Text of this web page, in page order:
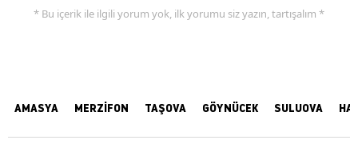
* Bu içerik ile ilgili yorum yok, ilk yorumu siz yazın, tartışalım *
AMASYA MERZİFON TAŞOVA GÖYNÜCEK SULUOVA